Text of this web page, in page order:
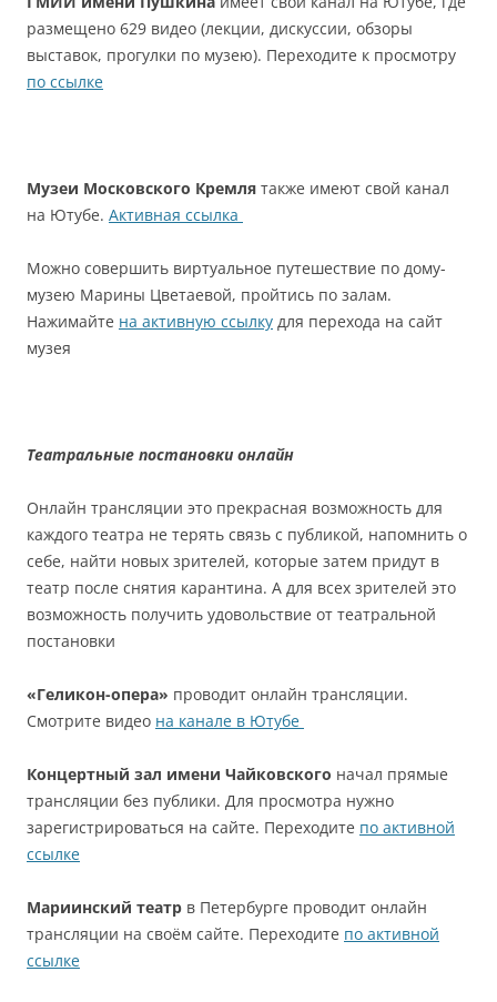
размещено 629 видео (лекции, дискуссии, обзоры
выставок, прогулки по музею). Переходите к просмотру
по ссылке
Музеи Московского Кремля также имеют свой канал
на Ютубе. Активная ссылка
Можно совершить виртуальное путешествие по дому-
музею Марины Цветаевой, пройтись по залам.
Нажимайте на активную ссылку для перехода на сайт
музея
Театральные постановки онлайн
Онлайн трансляции это прекрасная возможность для
каждого театра не терять связь с публикой, напомнить о
себе, найти новых зрителей, которые затем придут в
театр после снятия карантина. А для всех зрителей это
возможность получить удовольствие от театральной
постановки
«Геликон-опера» проводит онлайн трансляции.
Смотрите видео на канале в Ютубе
Концертный зал имени Чайковского начал прямые
трансляции без публики. Для просмотра нужно
зарегистрироваться на сайте. Переходите по активной
ссылке
Мариинский театр в Петербурге проводит онлайн
трансляции на своём сайте. Переходите по активной
ссылке